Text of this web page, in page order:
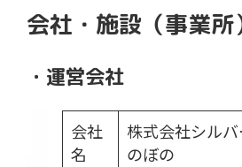
会社・施設（事業所
・運営会社
会社
名
株式会社シルバ
のぼの